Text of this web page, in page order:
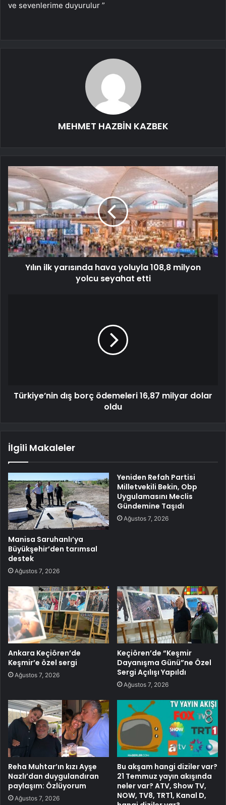
ve sevenlerime duyurulur ”
MEHMET HAZBİN KAZBEK
Yılın ilk yarısında hava yoluyla 108,8 milyon
yolcu seyahat etti
Türkiye’nin dış borç ödemeleri 16,87 milyar dolar
oldu
İlgili Makaleler
Manisa Saruhanlı’ya
Büyükşehir’den tarımsal
destek
Ağustos 7, 2026
Yeniden Refah Partisi
Milletvekili Bekin, Obp
Uygulamasını Meclis
Gündemine Taşıdı
Ağustos 7, 2026
Ankara Keçiören’de
Keşmir’e özel sergi
Ağustos 7, 2026
Keçiören’de “Keşmir
Dayanışma Günü”ne Özel
Sergi Açılışı Yapıldı
Ağustos 7, 2026
Reha Muhtar’ın kızı Ayşe
Nazlı’dan duygulandıran
paylaşım: Özlüyorum
Ağustos 7, 2026
Bu akşam hangi diziler var?
21 Temmuz yayın akışında
neler var? ATV, Show TV,
NOW, TV8, TRT1, Kanal D,